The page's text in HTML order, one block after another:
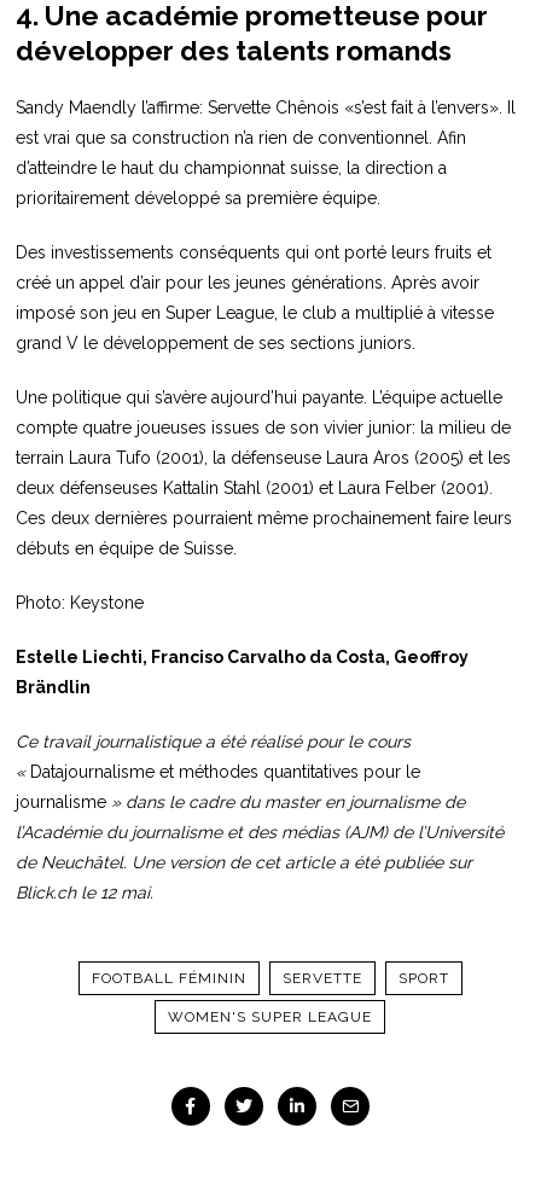
4. Une académie prometteuse pour
développer des talents romands
Sandy Maendly l’affirme: Servette Chênois «s’est fait à l’envers». Il
est vrai que sa construction n’a rien de conventionnel. Afin
d’atteindre le haut du championnat suisse, la direction a
prioritairement développé sa première équipe.
Des investissements conséquents qui ont porté leurs fruits et
créé un appel d’air pour les jeunes générations. Après avoir
imposé son jeu en Super League, le club a multiplié à vitesse
grand V le développement de ses sections juniors.
Une politique qui s’avère aujourd’hui payante. L’équipe actuelle
compte quatre joueuses issues de son vivier junior: la milieu de
terrain Laura Tufo (2001), la défenseuse Laura Aros (2005) et les
deux défenseuses Kattalin Stahl (2001) et Laura Felber (2001).
Ces deux dernières pourraient même prochainement faire leurs
débuts en équipe de Suisse.
Photo: Keystone
Estelle Liechti, Franciso Carvalho da Costa, Geoffroy
Brändlin
Ce travail journalistique a été réalisé pour le cours
« Datajournalisme et méthodes quantitatives pour le
journalisme » dans le cadre du master en journalisme de
l’Académie du journalisme et des médias (AJM) de l’Université
de Neuchâtel. Une version de cet article a été publiée sur
Blick.ch le 12 mai.
FOOTBALL FÉMININ SERVETTE SPORT
WOMEN'S SUPER LEAGUE